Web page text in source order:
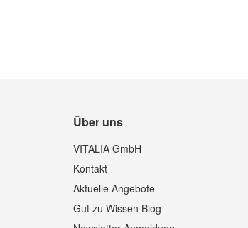
Über uns
VITALIA GmbH
Kontakt
Aktuelle Angebote
Gut zu Wissen Blog